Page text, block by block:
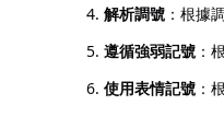
解析調號 ：根據
遵循強弱記號 ：
使用表情記號 ：